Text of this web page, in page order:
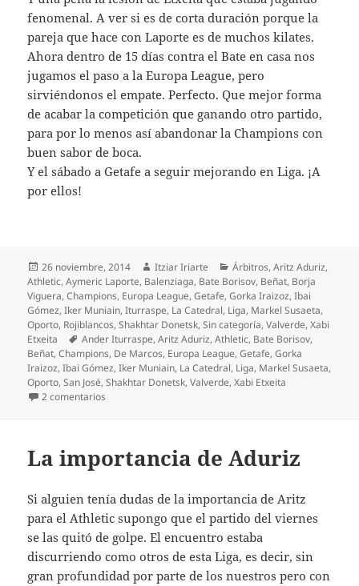
fenomenal. A ver si es de corta duración porque la
pareja que hace con Laporte es de muchos kilates.
Ahora dentro de 15 días contra el Bate en casa nos
jugamos el paso a la Europa League, pero
sirviéndonos el empate. Perfecto. Que mejor forma
de acabar la competición que ganando otro partido,
para por lo menos así abandonar la Champions con
buen sabor de boca.
Y el sábado a Getafe a seguir mejorando en Liga. ¡A
por ellos!
Publicado
el
26 noviembre, 2014 Autor
Itziar Iriarte Categorías
Árbitros,Aritz Aduriz,
Athletic,Aymeric Laporte, Balenziaga, Bate Borisov, Beñat, Borja
Viguera,Champions, Europa League,Getafe,Gorka Iraizoz,Ibai
Gómez,Iker Muniain,Iturraspe, La Catedral, Liga, Markel Susaeta,
Oporto, Rojiblancos,Shakhtar Donetsk,Sin categoría,Valverde,Xabi
Etxeita
Etiquetas
Ander Iturraspe,Aritz Aduriz,Athletic, Bate Borisov,
Beñat,Champions, De Marcos, Europa League,Getafe,Gorka
Iraizoz,Ibai Gómez,Iker Muniain, La Catedral, Liga, Markel Susaeta,
Oporto,San José,Shakhtar Donetsk,Valverde,Xabi Etxeita
2 comentarios
La importancia de Aduriz
Si alguien tenía dudas de la importancia de Aritz
para el Athletic supongo que el partido del viernes
se las quitó de golpe. El encuentro estaba
discurriendo como otros de esta Liga, es decir, sin
gran profundidad por parte de los nuestros pero con